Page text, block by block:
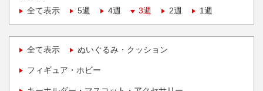
全て表示
5週 4週 3週 2週 1週
全て表示 ぬいぐるみ・クッション
フィギュア・ホビー